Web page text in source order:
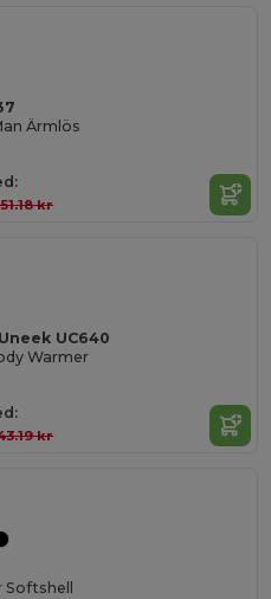
Ärmlös
kr
UC640
Warmer
kr